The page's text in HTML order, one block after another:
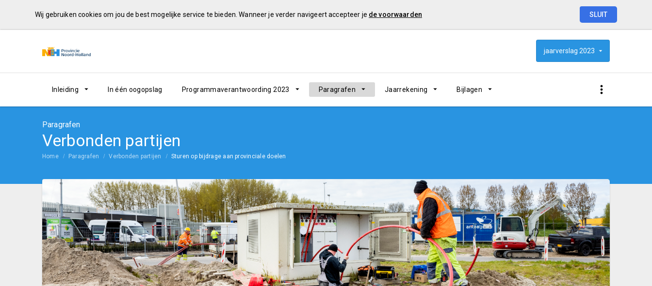
Wij gebruiken cookies om jou de best mogelijke service te bieden. Wanneer je verder navigeert accepteer je de voorwaarden SLUIT
jaarverslag 2023
Inleiding In één oogopslag Programmaverantwoording 2023 Paragrafen Jaarrekening Bijlagen
Paragrafen
Verbonden partijen
Home Paragrafen Verbonden partijen Sturen op bijdrage aan provinciale doelen